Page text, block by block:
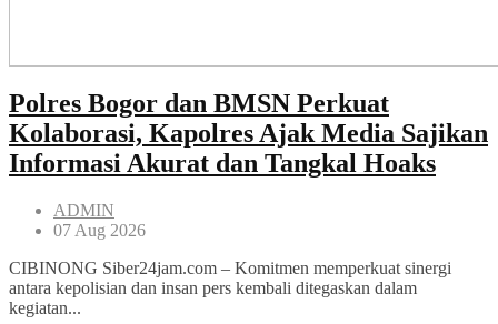
Polres Bogor dan BMSN Perkuat
Kolaborasi, Kapolres Ajak Media Sajikan
Informasi Akurat dan Tangkal Hoaks
ADMIN
07 Aug 2026
CIBINONG Siber24jam.com – Komitmen memperkuat sinergi
antara kepolisian dan insan pers kembali ditegaskan dalam
kegiatan...